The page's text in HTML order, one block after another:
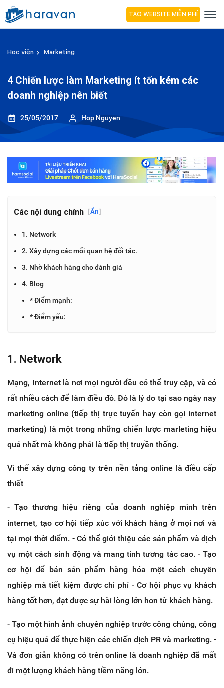
TẠO WEBSITE MIỄN PHÍ
Học viện Marketing
4 Chiến lược làm Marketing ít tốn kém các
doanh nghiệp nên biết
25/05/2017 Hop Nguyen
Các nội dung chính [Ẩn]
1. Network
2. Xây dựng các mối quan hệ đối tác.
3. Nhờ khách hàng cho đánh giá
4. Blog
* Điểm mạnh:
* Điểm yếu:
1. Network
Mạng, Internet là nơi mọi người đều có thể truy cập, và có
rất nhiều cách để làm điều đó. Đó là lý do tại sao ngày nay
marketing online (tiếp thị trực tuyến hay còn gọi internet
marketing) là một trong những chiến lược marleting hiệu
quả nhất mà không phải là tiếp thị truyền thống.
Vì thế xây dựng công ty trên nền tảng online là điều cấp
thiết
- Tạo thương hiệu riêng của doanh nghiệp mình trên
internet, tạo cơ hội tiếp xúc với khách hàng ở mọi nơi và
tại mọi thời điểm. - Có thể giới thiệu các sản phẩm và dịch
vụ một cách sinh động và mang tính tương tác cao. - Tạo
cơ hội để bán sản phẩm hàng hóa một cách chuyên
nghiệp mà tiết kiệm được chi phí - Cơ hội phục vụ khách
hàng tốt hơn, đạt được sự hài lòng lớn hơn từ khách hàng.
- Tạo một hình ảnh chuyên nghiệp trước công chúng, công
cụ hiệu quả để thực hiện các chiến dịch PR và marketing. -
Và đơn giản không có trên online là doanh nghiệp đã mất
đi một lượng khách hàng tiềm năng lớn.